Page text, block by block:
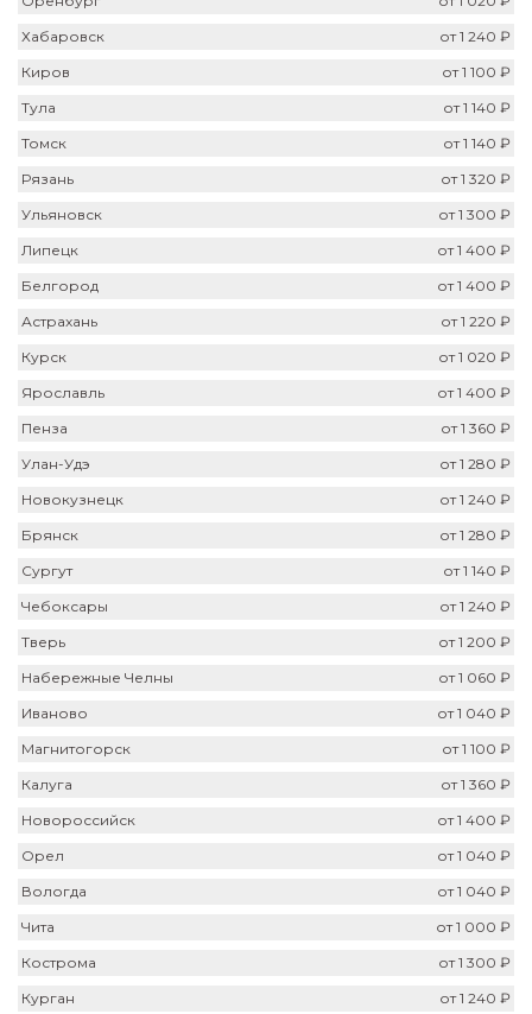
Хабаровск
от 1 240 ₽
Киров
от 1 100 ₽
Тула
от 1 140 ₽
Томск
от 1 140 ₽
Рязань
от 1 320 ₽
Ульяновск
от 1 300 ₽
Липецк
от 1 400 ₽
Белгород
от 1 400 ₽
Астрахань
от 1 220 ₽
Курск
от 1 020 ₽
Ярославль
от 1 400 ₽
Пенза
от 1 360 ₽
Улан-Удэ
от 1 280 ₽
Новокузнецк
от 1 240 ₽
Брянск
от 1 280 ₽
Сургут
от 1 140 ₽
Чебоксары
от 1 240 ₽
Тверь
от 1 200 ₽
Набережные Челны
от 1 060 ₽
Иваново
от 1 040 ₽
Магнитогорск
от 1 100 ₽
Калуга
от 1 360 ₽
Новороссийск
от 1 400 ₽
Орел
от 1 040 ₽
Вологда
от 1 040 ₽
Чита
от 1 000 ₽
Кострома
от 1 300 ₽
Курган
от 1 240 ₽